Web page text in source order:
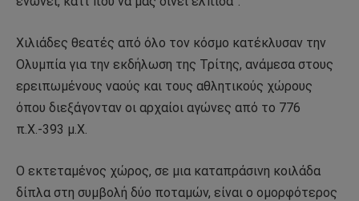
Χιλιάδες θεατές από όλο τον κόσμο κατέκλυσαν την
Ολυμπία για την εκδήλωση της Τρίτης, ανάμεσα στους
ερειπωμένους ναούς και τους αθλητικούς χώρους
όπου διεξάγονταν οι αρχαίοι αγώνες από το 776
π.Χ.-393 μ.Χ.
Ο εκτεταμένος χώρος, σε μια καταπράσινη κοιλάδα
δίπλα στη συμβολή δύο ποταμών, είναι ο ομορφότερος